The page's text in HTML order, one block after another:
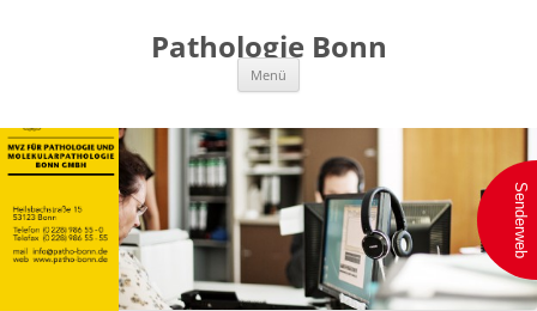
Pathologie Bonn
Menü Zum